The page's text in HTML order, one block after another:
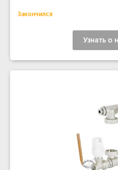
Закончился
Узнать о